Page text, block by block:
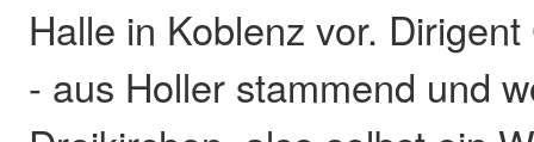
Halle in Koblenz vor.
- aus Holler stammend und